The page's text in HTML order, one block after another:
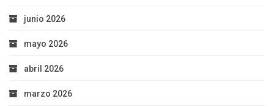
junio 2026
mayo 2026
abril 2026
marzo 2026